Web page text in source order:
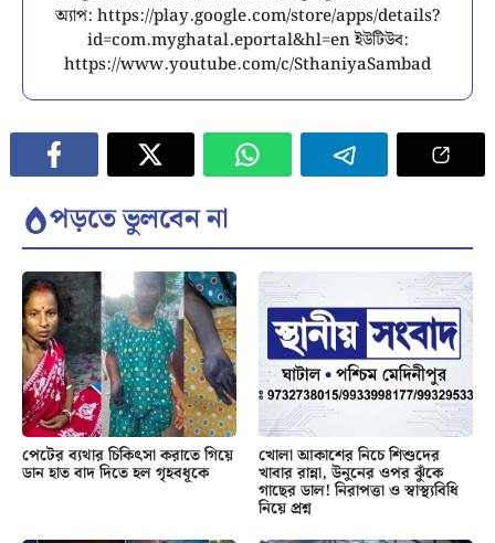
অ্যাপ: https://play.google.com/store/apps/details?
id=com.myghatal.eportal&hl=en ইউটিউব:
https://www.youtube.com/c/SthaniyaSambad
পড়তে ভুলবেন না
পেটের ব্যথার চিকিৎসা করাতে গিয়ে
ডান হাত বাদ দিতে হল গৃহবধূকে
খোলা আকাশের নিচে শিশুদের
খাবার রান্না, উনুনের ওপর ঝুঁকে
গাছের ডাল! নিরাপত্তা ও স্বাস্থ্যবিধি
নিয়ে প্রশ্ন